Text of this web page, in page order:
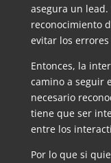
asegura un
reconocimiento
evitar los
Entonces, la
camino a seguir
necesario
tiene que ser
entre los
Por lo que si